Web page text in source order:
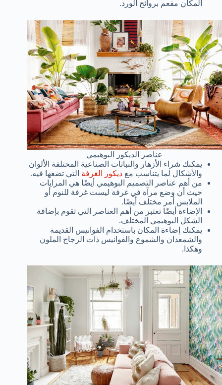
المكان مفعم بروائح الورد.
عناصر الديكور البوهيمي
يمكنك شراء الأزهار والنباتات الصناعية المختلفة الألوان
والأشكال لما يتناسب مع ديكور الغرفة التي تضعها فيه.
من أهم عناصر التصميم البوهيمي أيضًا هي المرايات
حيث أن وضع مرآة في غرفة ليست غرفة للنوم أو
الملابس أمر مختلف أيضًا.
الإضاءة أيضًا تعتبر من أهم العناصر التي تقوم بإضافة
الشكل البوهيمي المختلف.
يمكنك إضاءة المكان باستخدام الفوانيس القديمة
والشمعدان والشموع والفوانيس ذات الزجاج الملون
وهكذا.